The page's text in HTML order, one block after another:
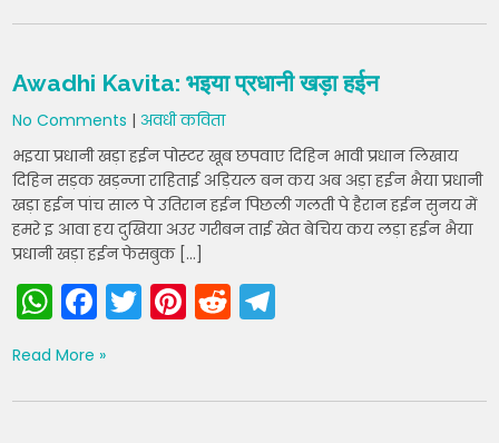
ts
A
p
p
e
b
o
o
k
er e
st
di
t
gr
a
m
Awadhi Kavita: भइया प्रधानी खड़ा हईन
No Comments | अवधी कविता
भइया प्रधानी खड़ा हईन पोस्टर खूब छपवाए दिहिन भावी प्रधान लिखाय
दिहिन सड़क खड़न्जा राहिताई अड़ियल बन कय अब अड़ा हईन भैया प्रधानी
खड़ा हईन पांच साल पे उतिरान हईन पिछली गलती पे हैरान हईन सुनय में
हमरे इ आवा हय दुखिया अउर गरीबन ताई खेत बेचिय कय लड़ा हईन भैया
प्रधानी खड़ा हईन फेसबुक […]
W
h
a
ts
F
a
c
e
T
w
er
Pi
nt
e
R
e
di gr
Read More »